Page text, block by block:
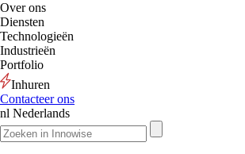
Over ons
Diensten
Technologieën
Industrieën
Portfolio
Inhuren
Contacteer ons
nl Nederlands